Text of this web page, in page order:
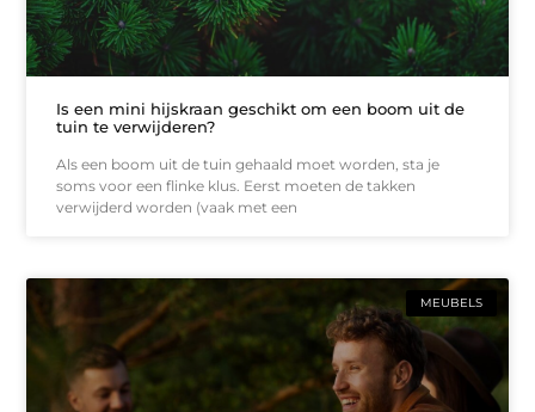
Is een mini hijskraan geschikt om een boom uit de
tuin te verwijderen?
Als een boom uit de tuin gehaald moet worden, sta je
soms voor een flinke klus. Eerst moeten de takken
verwijderd worden (vaak met een
MEUBELS